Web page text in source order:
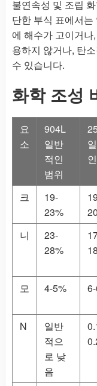
불연속성 및 조립
단한 부식 표에서
에 해수가 고이거
용하지 않거나, 탄
수 있습니다.
화학 조성
요
소
904L
일반
적인
범위
크
19-
23%
니
23-
28%
모
4-5%
N
일반
적으
로 낮
음